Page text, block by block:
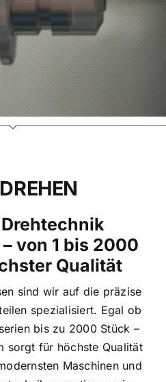
von 1 bis 2000
Qualität
sind wir auf die präzise
spezialisiert. Egal ob
bis zu 2000 Stück –
sorgt für höchste Qualität
Maschinen und